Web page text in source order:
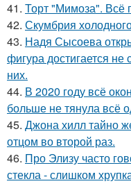
41. Торт "Мимоза". Всё
42. Скумбрия
43. Надя Сысоева
фигура достигается не
них.
44. В 2020 году всё
больше не тянула всё
45. Джона хилл тайно
отцом во второй раз.
46. Про Элизу часто
стекла - слишком